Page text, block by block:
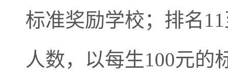
标准奖励学校；排名
人数，以每生100元的